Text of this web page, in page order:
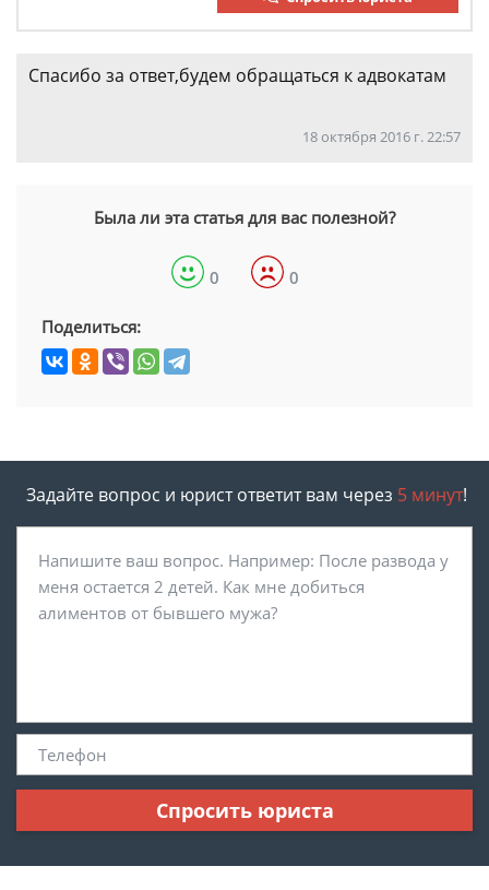
Спасибо за ответ,будем обращаться к адвокатам
18 октября 2016 г. 22:57
Была ли эта статья для вас полезной?
0 0
Поделиться:
Задайте вопрос и юрист ответит вам через 5 минут!
Спросить юриста